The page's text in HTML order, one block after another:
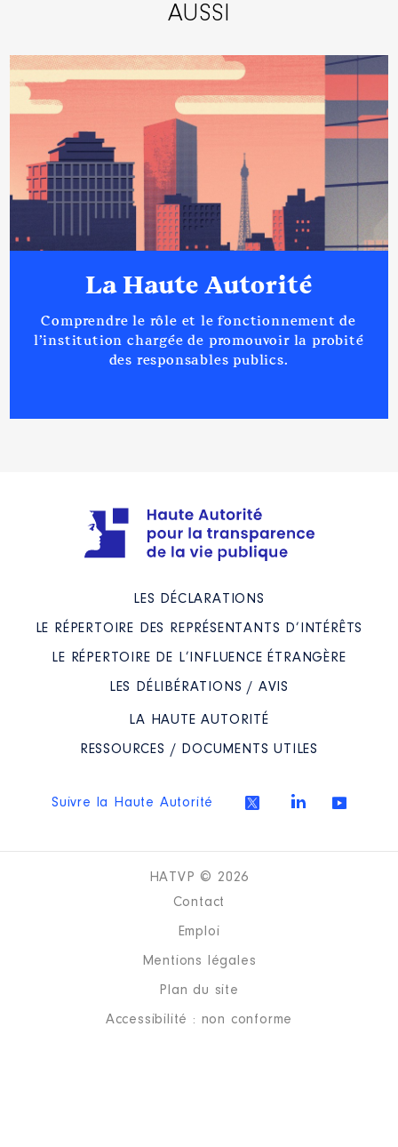
AUSSI
La Haute Autorité
Comprendre le rôle et le fonctionnement de
l’institution chargée de promouvoir la probité
des responsables publics.
LES DÉCLARATIONS
LE RÉPERTOIRE DES REPRÉSENTANTS D’INTÉRÊTS
LE RÉPERTOIRE DE L’INFLUENCE ÉTRANGÈRE
LES DÉLIBÉRATIONS / AVIS
LA HAUTE AUTORITÉ
RESSOURCES / DOCUMENTS UTILES
Suivre la Haute Autorité
HATVP © 2026
Contact
Emploi
Mentions légales
Plan du site
Accessibilité : non conforme